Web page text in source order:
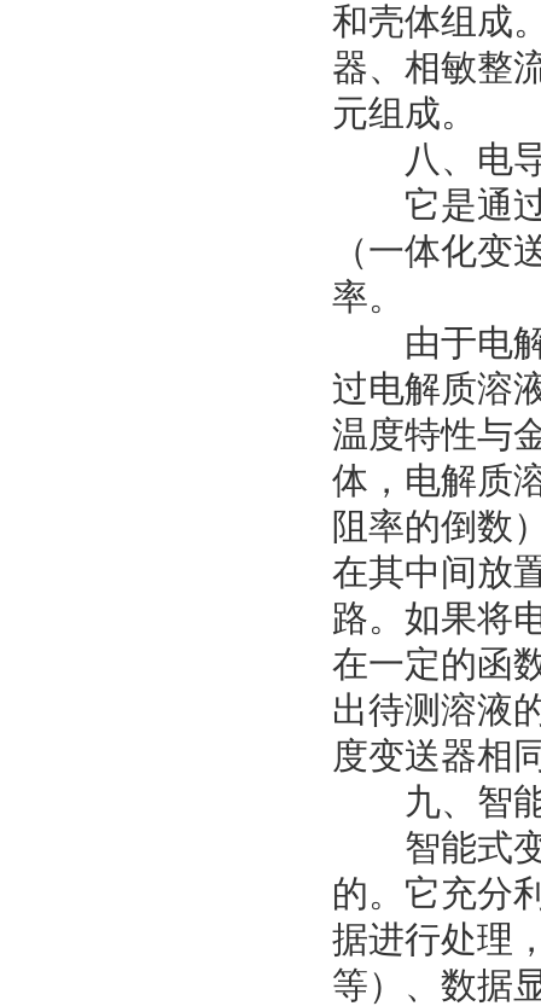
和壳体组成
器、相敏整
元组成。
八、电导
它是通过
（一体化变
率。
由于电解
过电解质溶
温度特性与
体，电解质
阻率的倒数
在其中间放
路。如果将
在一定的函
出待测溶液
度变送器相
九、智能
智能式变
的。它充分
据进行处理
等）、数据